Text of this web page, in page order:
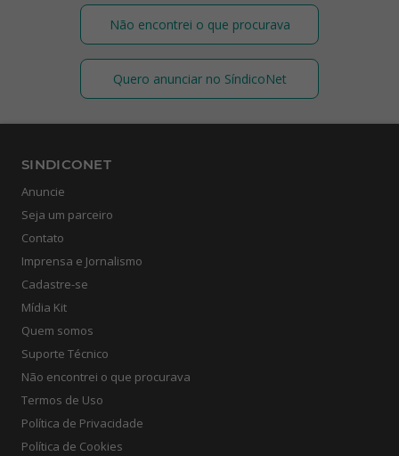
Não encontrei o que procurava
Quero anunciar no SíndicoNet
SINDICONET
Anuncie
Seja um parceiro
Contato
Imprensa e Jornalismo
Cadastre-se
Mídia Kit
Quem somos
Suporte Técnico
Não encontrei o que procurava
Termos de Uso
Política de Privacidade
Política de Cookies